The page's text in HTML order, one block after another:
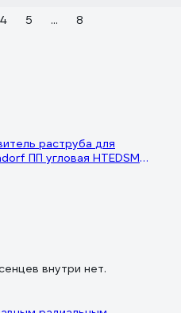
4 5 ...
8
раструба для
ПП угловая HTEDSM
внутри нет.